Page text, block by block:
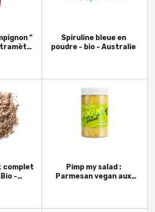
"
tramète
Spiruline bleue en
poudre - bio - Australie
complet
-
Pimp my salad :
Parmesan vegan aux